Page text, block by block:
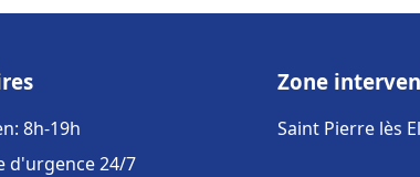
8h-19h
d'urgence 24/7
Zone
Saint Pierre lès